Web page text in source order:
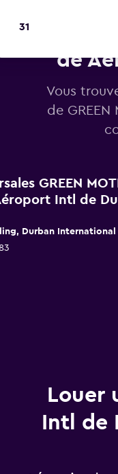
de
Vous
de
GREEN
Intl de
Durban
Louer
Intl de
31